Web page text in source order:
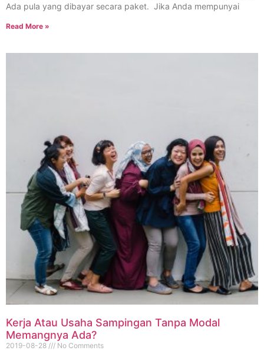
Ada pula yang dibayar secara paket. Jika Anda mempunyai
Read More »
Kerja Atau Usaha Sampingan Tanpa Modal
Memangnya Ada?
2019-08-28 No Comments